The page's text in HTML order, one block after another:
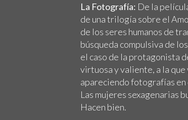
La Fotografía: De la
de una trilogía sobre el
de los seres humanos de
búsqueda compulsiva de
el caso de la protagonista
virtuosa y valiente, a la que
apareciendo fotografías
Las mujeres sexagenarias
Hacen bien.